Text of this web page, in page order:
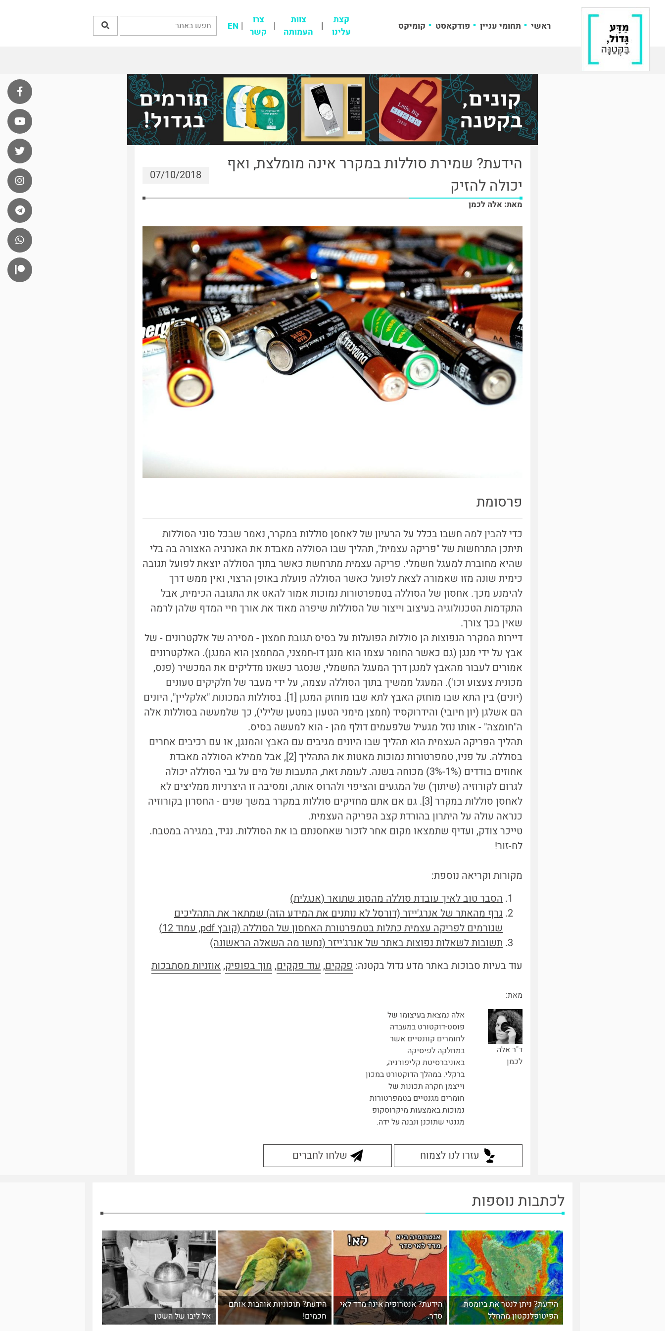
ראשי תחומי עניין פודקאסט קומיקס
קצת
עלינו
צוות
העמותה
צרו
קשר
EN
הידעת? שמירת סוללות במקרר אינה מומלצת, ואף
יכולה להזיק
07/10/2018
מאת: אלה לכמן
פרסומת
כדי להבין למה חשבו בכלל על הרעיון של לאחסן סוללות במקרר, נאמר שבכל סוגי הסוללות
תיתכן התרחשות של "פריקה עצמית", תהליך שבו הסוללה מאבדת את האנרגיה האצורה בה בלי
שהיא מחוברת למעגל חשמלי. פריקה עצמית מתרחשת כאשר בתוך הסוללה יוצאת לפועל תגובה
כימית שונה מזו שאמורה לצאת לפועל כאשר הסוללה פועלת באופן הרצוי, ואין ממש דרך
להימנע מכך. אחסון של הסוללה בטמפרטורות נמוכות אמור להאט את התגובה הכימית, אבל
התקדמות הטכנולוגיה בעיצוב וייצור של הסוללות שיפרה מאוד את אורך חיי המדף שלהן לרמה
שאין בכך צורך.
דיירות המקרר הנפוצות הן סוללות הפועלות על בסיס תגובת חמצון - מסירה של אלקטרונים - של
אבץ על ידי מנגן (גם כאשר החומר עצמו הוא מנגן דו-חמצני, המחמצן הוא המנגן). האלקטרונים
אמורים לעבור מהאבץ למנגן דרך המעגל החשמלי, שנסגר כשאנו מדליקים את המכשיר (פנס,
מכונית צעצוע וכו'). המעגל ממשיך בתוך הסוללה עצמה, על ידי מעבר של חלקיקים טעונים
(יונים) בין התא שבו מוחזק האבץ לתא שבו מוחזק המנגן [1]. בסוללות המכונות "אלקליין", היונים
הם אשלגן (יון חיובי) והידרוקסיד (חמצן מימני הטעון במטען שלילי), כך שלמעשה בסוללות אלה
ה"חומצה" - אותו נוזל מגעיל שלפעמים דולף מהן - הוא למעשה בסיס.
תהליך הפריקה העצמית הוא תהליך שבו היונים מגיבים עם האבץ והמנגן, או עם רכיבים אחרים
בסוללה. על פניו, טמפרטורות נמוכות מאטות את התהליך [2], אבל ממילא הסוללה מאבדת
אחוזים בודדים (1%-3%) מכוחה בשנה. לעומת זאת, התעבות של מים על גבי הסוללה יכולה
לגרום לקורוזיה (שיתוך) של המגעים והציפוי ולהרוס אותה, ומסיבה זו היצרניות ממליצים לא
לאחסן סוללות במקרר [3]. גם אם אתם מחזיקים סוללות במקרר במשך שנים - החסרון בקורוזיה
כנראה עולה על היתרון בהורדת קצב הפריקה העצמית.
טייכר צודק, ועדיף שתמצאו מקום אחר לזכור שאחסנתם בו את הסוללות. נגיד, במגירה במטבח.
לח-זור!
מקורות וקריאה נוספת:
הסבר טוב לאיך עובדת סוללה מהסוג שתואר (אנגלית)
גרף מהאתר של אנרג'ייזר (דורסל לא נותנים את המידע הזה) שמתאר את התהליכים
שגורמים לפריקה עצמית כתלות בטמפרטורת האחסון של הסוללה (קובץ pdf, עמוד 12)
תשובות לשאלות נפוצות באתר של אנרג'ייזר (נחשו מה השאלה הראשונה)
עוד בעיות סבוכות באתר מדע גדול בקטנה: פקקים,עוד פקקים,מוך בפופיק,אוזניות מסתבכות
מאת:
ד"ר אלה
לכמן
אלה נמצאת בעיצומו של
פוסט-דוקטורט במעבדה
לחומרים קוונטיים אשר
במחלקה לפיסיקה
באוניברסיטת קליפורניה,
ברקלי. במהלך הדוקטורט במכון
וייצמן חקרה תכונות של
חומרים מגנטיים בטמפרטורות
נמוכות באמצעות מיקרוסקופ
מגנטי שתוכנן ונבנה על ידה.
עזרו לנו לצמוח שלחו לחברים
לכתבות נוספות
הידעת? ניתן לנטר את ביומסת
הפיטופלנקטון מהחלל
הידעת? אנטרופיה אינה מדד לאי
סדר.
הידעת? תוכוניות אוהבות אותם
חכמים!
אל ליבו של השטן